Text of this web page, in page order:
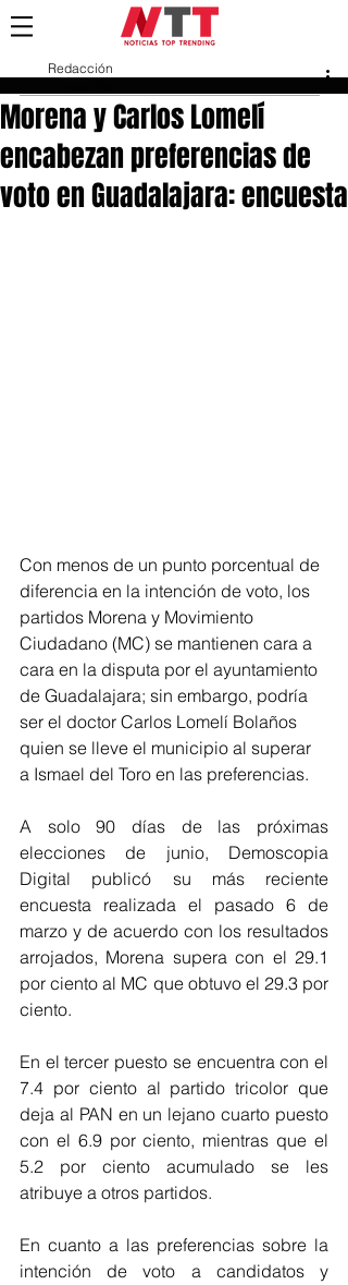
Morena y Carlos Lomelí
encabezan preferencias de
voto en Guadalajara: encuesta
Redacción
Con menos de un punto porcentual de
diferencia en la intención de voto, los
partidos Morena y Movimiento
Ciudadano (MC) se mantienen cara a
cara en la disputa por el ayuntamiento
de Guadalajara; sin embargo, podría
ser el doctor Carlos Lomelí Bolaños
quien se lleve el municipio al superar
a Ismael del Toro en las preferencias.
A solo 90 días de las próximas
elecciones de junio, Demoscopia
Digital publicó su más reciente
encuesta realizada el pasado 6 de
marzo y de acuerdo con los resultados
arrojados, Morena supera con el 29.1
por ciento al MC que obtuvo el 29.3 por
ciento.
En el tercer puesto se encuentra con el
7.4 por ciento al partido tricolor que
deja al PAN en un lejano cuarto puesto
con el 6.9 por ciento, mientras que el
5.2 por ciento acumulado se les
atribuye a otros partidos.
En cuanto a las preferencias sobre la
intención de voto a candidatos y